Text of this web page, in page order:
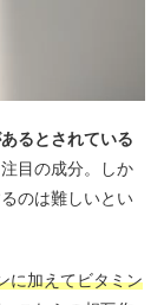
るとされている
目の成分。しか
のは難しいとい
に加えてビタミン